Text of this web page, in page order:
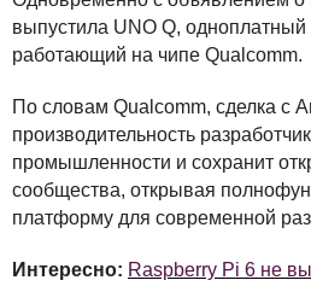
выпустила UNO Q,
работающий на чипе Qualcomm.
По словам Qualcomm, сделка с
производительность
промышленности и сохранит
сообщества, открывая
платформу для современной
Интересно: Raspberry Pi 6 не